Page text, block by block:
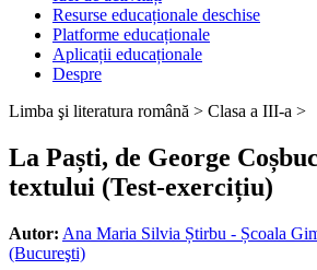
Resurse educaționale deschise
Platforme educaționale
Aplicații educaționale
Despre
Limba şi literatura română > Clasa a III-a >
La Paști, de George
textului (Test-exercițiu)
Autor: Ana Maria Silvia Știrbu - Școala
(Bucureşti)